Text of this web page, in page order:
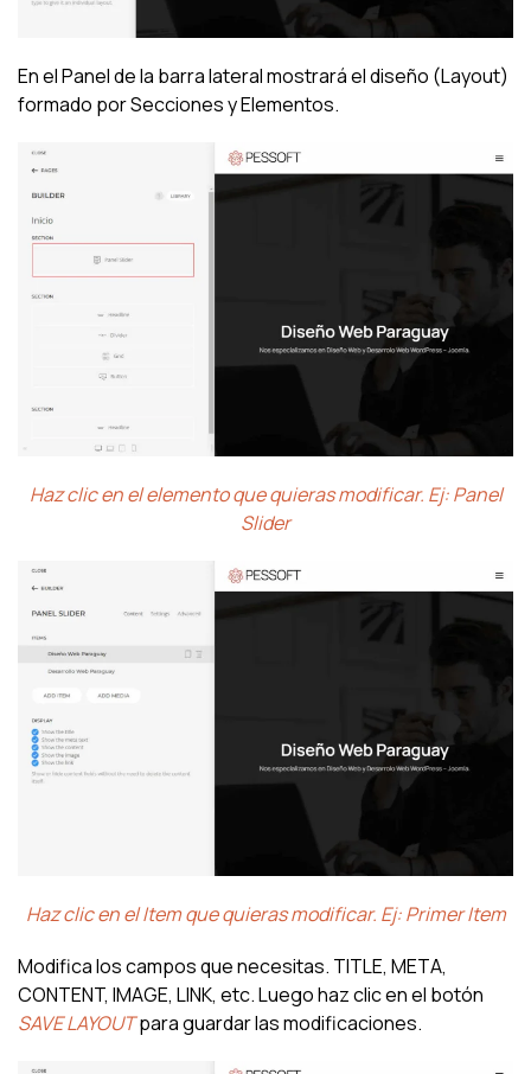
En el Panel de la barra lateral mostrará el diseño (Layout)
formado por Secciones y Elementos.
Haz clic en el elemento que quieras modificar. Ej: Panel
Slider
Haz clic en el Item que quieras modificar. Ej: Primer Item
Modifica los campos que necesitas. TITLE, META,
CONTENT, IMAGE, LINK, etc. Luego haz clic en el botón
SAVE LAYOUTpara guardar las modificaciones.